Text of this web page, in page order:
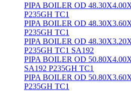
PIPA BOILER OD
P235GH TC1
PIPA BOILER OD
P235GH TC1
PIPA BOILER OD
P235GH TC1 SA192
PIPA BOILER OD
SA192 P235GH TC1
PIPA BOILER OD
P235GH TC1